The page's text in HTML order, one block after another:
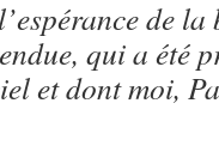
de la
qui a été
et dont moi,